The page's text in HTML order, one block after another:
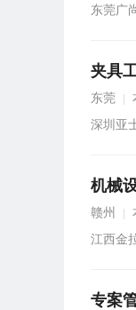
东莞广
夹具
东莞
深圳亚
机械
赣州
江西金
专案